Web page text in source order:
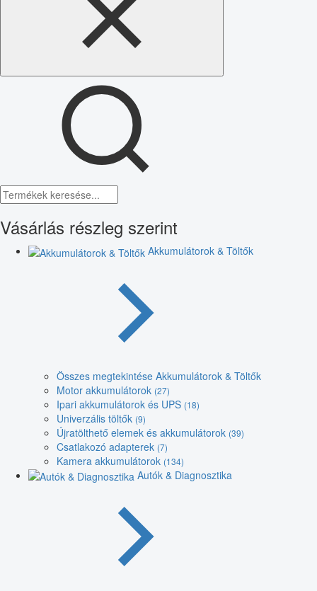
Vásárlás részleg szerint
Akkumulátorok & Töltők
Összes megtekintése Akkumulátorok & Töltők
Motor akkumulátorok (27)
Ipari akkumulátorok és UPS (18)
Univerzális töltők (9)
Újratölthető elemek és akkumulátorok (39)
Csatlakozó adapterek (7)
Kamera akkumulátorok (134)
Autók & Diagnosztika